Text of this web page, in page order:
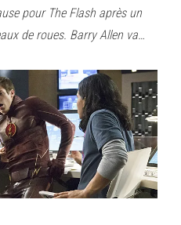
pour The Flash après un
de roues. Barry Allen va…